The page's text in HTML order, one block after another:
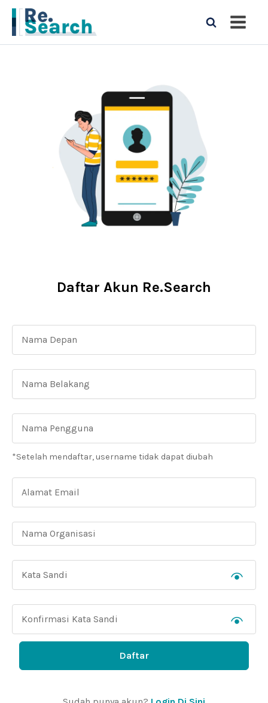
Daftar Akun Re.Search
*Setelah mendaftar, username tidak dapat diubah
Daftar